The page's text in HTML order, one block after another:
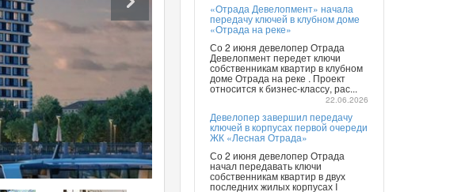
«Отрада Девелопмент» начала
передачу ключей в клубном доме
«Отрада на реке»
Со 2 июня девелопер Отрада
Девелопмент передет ключи
собственникам квартир в клубном
доме Отрада на реке . Проект
относится к бизнес-классу, рас...
22.06.2026
Девелопер завершил передачу
ключей в корпусах первой очереди
ЖК «Лесная Отрада»
Со 2 июня девелопер Отрада
начал передавать ключи
собственникам квартир в двух
последних жилых корпусах I